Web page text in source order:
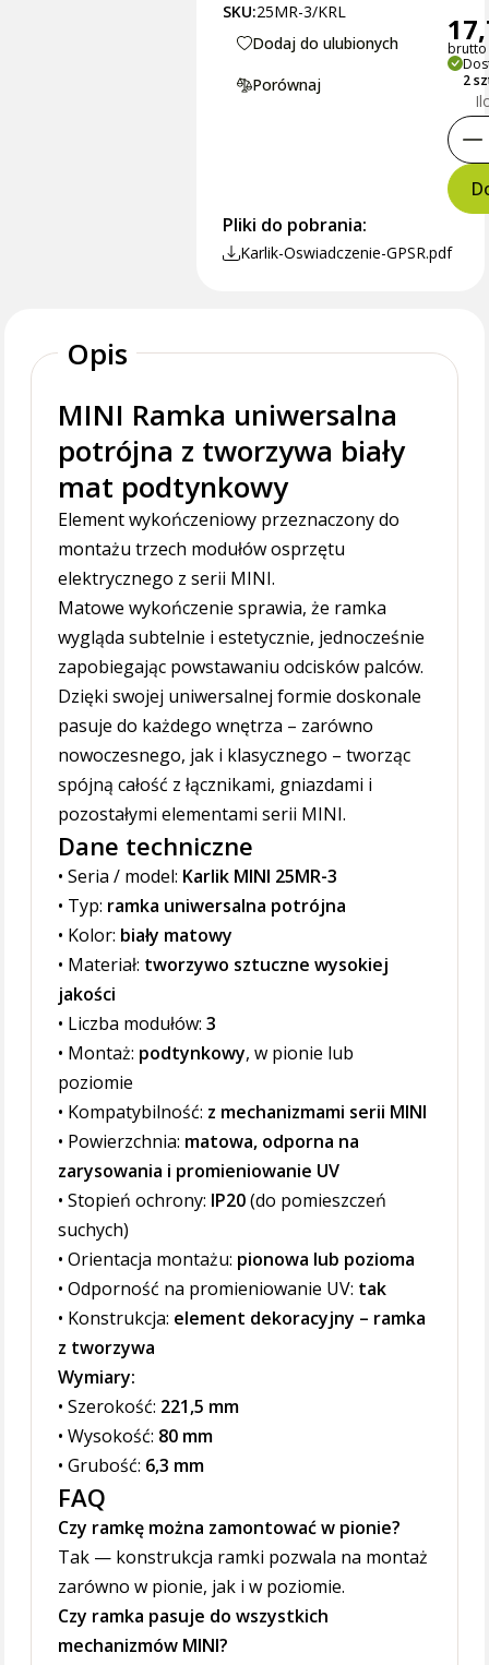
SKU:25MR-3/KRL
Dodaj do ulubionych
Porównaj
brutto
2
Pliki do pobrania:
Karlik-Oswiadczenie-GPSR.pdf
Opis
MINI Ramka uniwersalna
potrójna z tworzywa biały
mat podtynkowy
Element wykończeniowy przeznaczony do
montażu trzech modułów osprzętu
elektrycznego z serii MINI.
Matowe wykończenie sprawia, że ramka
wygląda subtelnie i estetycznie, jednocześnie
zapobiegając powstawaniu odcisków palców.
Dzięki swojej uniwersalnej formie doskonale
pasuje do każdego wnętrza – zarówno
nowoczesnego, jak i klasycznego – tworząc
spójną całość z łącznikami, gniazdami i
pozostałymi elementami serii MINI.
Dane techniczne
• Seria / model: Karlik MINI 25MR-3
• Typ: ramka uniwersalna potrójna
• Kolor: biały matowy
• Materiał: tworzywo sztuczne wysokiej
jakości
• Liczba modułów:3
• Montaż: podtynkowy, w pionie lub
poziomie
• Kompatybilność: z mechanizmami serii MINI
• Powierzchnia: matowa, odporna na
zarysowania i promieniowanie UV
• Stopień ochrony: IP20(do pomieszczeń
suchych)
• Orientacja montażu: pionowa lub pozioma
• Odporność na promieniowanie UV: tak
• Konstrukcja: element dekoracyjny – ramka
z tworzywa
Wymiary:
• Szerokość: 221,5 mm
• Wysokość: 80 mm
• Grubość: 6,3 mm
FAQ
Czy ramkę można zamontować w pionie?
Tak — konstrukcja ramki pozwala na montaż
zarówno w pionie, jak i w poziomie.
Czy ramka pasuje do wszystkich
mechanizmów MINI?